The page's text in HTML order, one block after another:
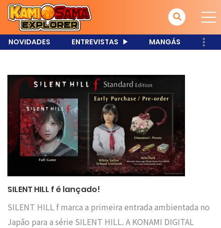
NOVIDADES ENTREVISTAS MANGÁS
SILENT HILL f é lançado!
SILENT HILL f marca a primeira entrada ambientada no
Japão para a série SILENT HILL. A KONAMI DIGITAL